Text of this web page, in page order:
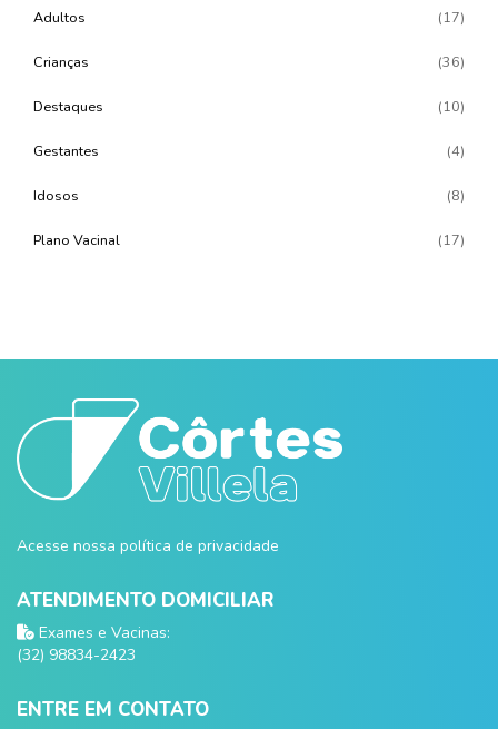
Adultos (17)
Crianças (36)
Destaques (10)
Gestantes (4)
Idosos (8)
Plano Vacinal (17)
Acesse nossa política de privacidade
ATENDIMENTO DOMICILIAR
Exames e Vacinas:
(32) 98834-2423
ENTRE EM CONTATO